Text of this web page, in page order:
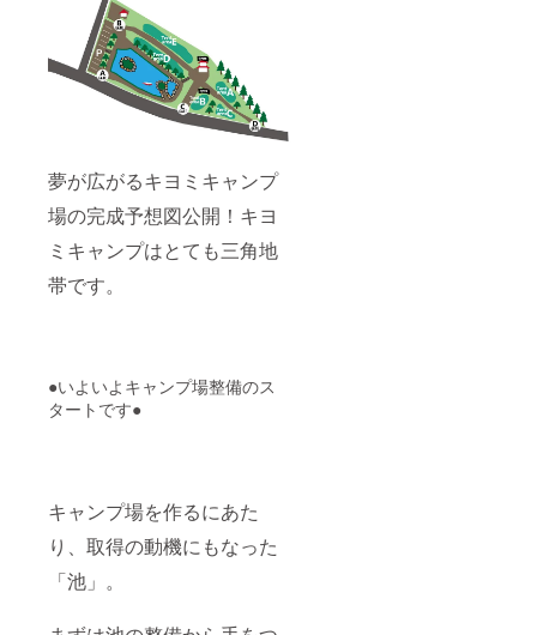
夢が広がるキヨミキャンプ
場の完成予想図公開！キヨ
ミキャンプはとても三角地
帯です。
●いよいよキャンプ場整備のス
タートです●
キャンプ場を作るにあた
り、取得の動機にもなった
「池」。